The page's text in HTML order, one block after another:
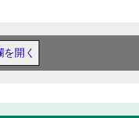
を開く